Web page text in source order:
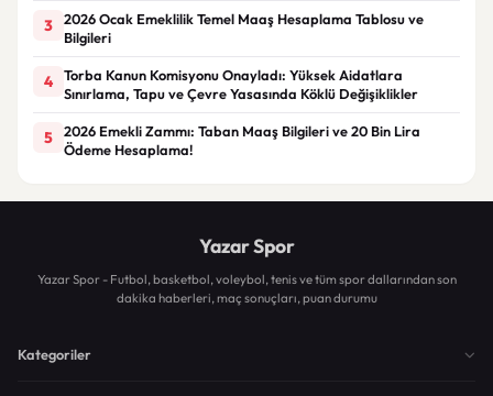
3
2026 Ocak Emeklilik Temel Maaş Hesaplama Tablosu ve
Bilgileri
4
Torba Kanun Komisyonu Onayladı: Yüksek Aidatlara
Sınırlama, Tapu ve Çevre Yasasında Köklü Değişiklikler
5
2026 Emekli Zammı: Taban Maaş Bilgileri ve 20 Bin Lira
Ödeme Hesaplama!
Yazar Spor
Yazar Spor - Futbol, basketbol, voleybol, tenis ve tüm spor dallarından son
dakika haberleri, maç sonuçları, puan durumu
Kategoriler